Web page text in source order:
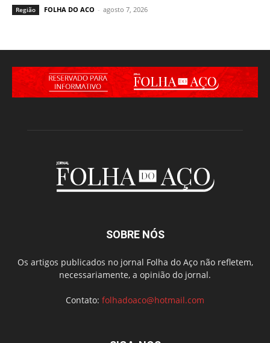
Região FOLHA DO ACO - agosto 7, 2026
SOBRE NÓS
Os artigos publicados no jornal Folha do Aço não refletem,
necessariamente, a opinião do jornal.
Contato: folhadoaco@hotmail.com